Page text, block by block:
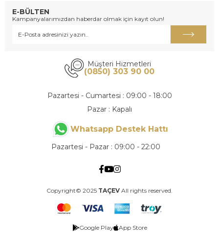
E-BÜLTEN
Kampanyalarımızdan haberdar olmak için kayıt olun!
Müşteri Hizmetleri
(0850) 303 90 00
Pazartesi - Cumartesi : 09:00 - 18:00
Pazar : Kapalı
Whatsapp Destek Hattı
Pazartesi - Pazar : 09:00 - 22:00
Copyright© 2025 TAÇEV All rights reserved.
Google Play App Store